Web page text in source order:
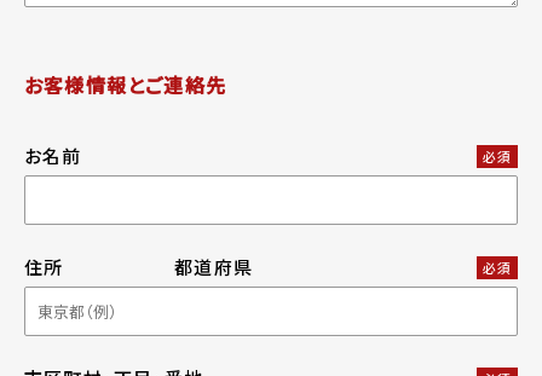
お客様情報とご連絡先
お名前 必須
住所 都道府県 必須